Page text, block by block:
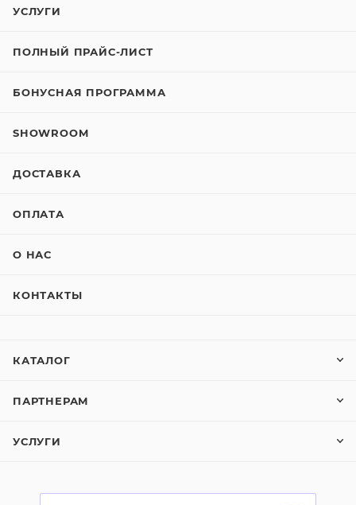
УСЛУГИ
ПОЛНЫЙ ПРАЙС-ЛИСТ
БОНУСНАЯ ПРОГРАММА
SHOWROOM
ДОСТАВКА
ОПЛАТА
О НАС
КОНТАКТЫ
КАТАЛОГ
ПАРТНЕРАМ
УСЛУГИ